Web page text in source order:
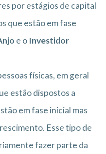
por estágios de capital
que estão em fase
e o Investidor
físicas, em geral
estão dispostos a
em fase inicial mas
Esse tipo de
fazer parte da